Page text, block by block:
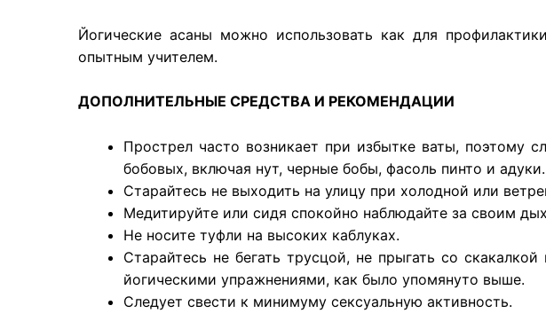
Йогические асаны можно использовать как для
опытным учителем.
ДОПОЛНИТЕЛЬНЫЕ СРЕДСТВА И РЕКОМЕНДАЦИИ
Прострел часто возникает при избытке ваты, поэтому
бобовых, включая нут, черные бобы, фасоль пинто и
Старайтесь не выходить на улицу при холодной или
Медитируйте или сидя спокойно наблюдайте за своим
Не носите туфли на высоких каблуках.
Старайтесь не бегать трусцой, не прыгать со
йогическими упражнениями, как было упомянуто выше.
Следует свести к минимуму сексуальную активность.